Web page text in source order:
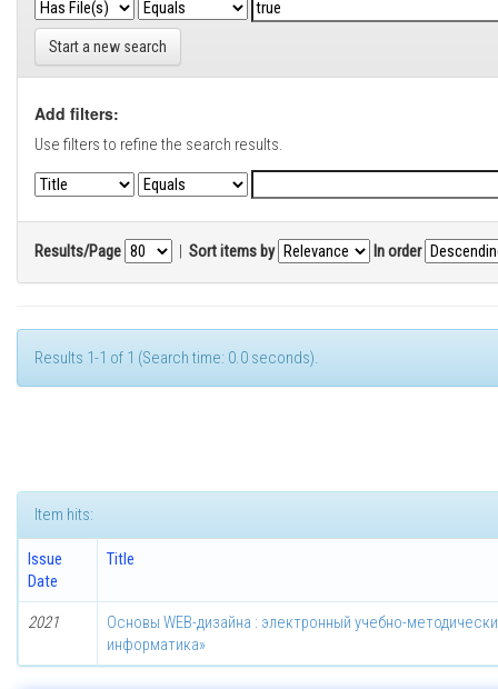
Start a new search
Add filters:
Use filters to refine the search results.
Results/Page | Sort items by In order
Results 1-1 of 1 (Search time: 0.0 seconds).
Item hits:
Issue
Date
Title
2021
Основы WEB-дизайна : электронный учебно-
информатика»